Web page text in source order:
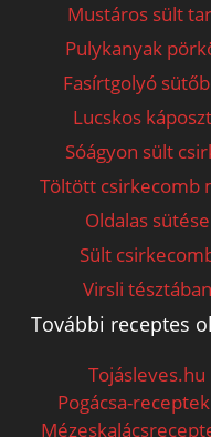
Mustáros sült
Pulykanyak
Fasírtgolyó
Lucskos
Sóágyon sült
Töltött csirkecomb
Oldalas sütése
Sült
Virsli tésztában
További receptes
Tojásleves.hu
Pogácsa-